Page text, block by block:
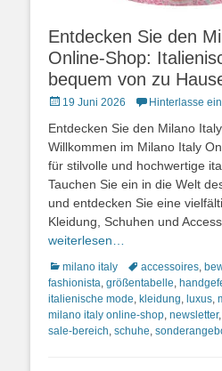
Entdecken Sie den
Online-Shop:
bequem von zu
Posted
19 Juni 2026 Hinterlasse
Entdecken Sie den Milano
Willkommen im Milano Italy
für stilvolle und hochwertige
Tauchen Sie ein in die Welt
und entdecken Sie eine
Kleidung, Schuhen und
weiterlesen…
Kategorien
milano italy Schlagworte
accessoires,
fashionista, größentabelle,
italienische mode, kleidung, luxus,
milano italy online-shop, newsletter,
sale-bereich, schuhe,